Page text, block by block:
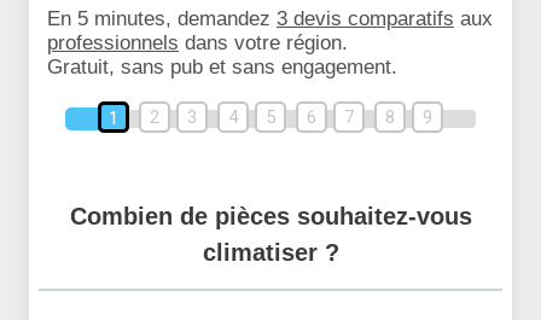
En 5 minutes, demandez 3 devis comparatifs aux
professionnels dans votre région.
Gratuit, sans pub et sans engagement.
1 2 3 4 5 6 7 8 9
Combien de pièces souhaitez-vous
climatiser ?